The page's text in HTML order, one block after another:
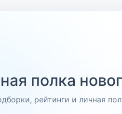
полка
рейтинги и личная